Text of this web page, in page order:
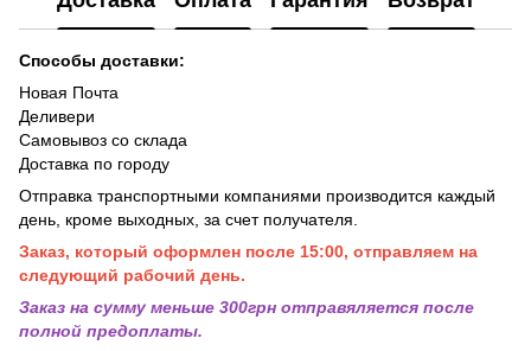
Способы доставки:
Новая Почта
Деливери
Самовывоз со склада
Доставка по городу
Отправка транспортными компаниями производится каждый
день, кроме выходных, за счет получателя.
Заказ, который оформлен после 15:00, отправляем на
следующий рабочий день.
Заказ на сумму меньше 300грн отправяляется после
полной предоплаты.